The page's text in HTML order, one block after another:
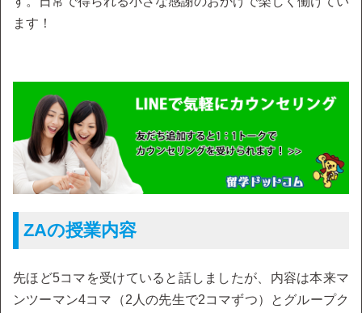
ます！
ZAの授業内容
先ほど5コマを受けていると話しましたが、内容は本来マ
ンツーマン4コマ（2人の先生で2コマずつ）とグループク